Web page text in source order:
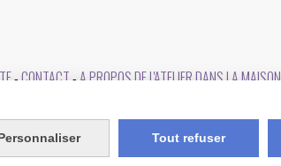
CONTACT A PROPOS DE L'ATELIER DANS LA MAISON
Tout refuser